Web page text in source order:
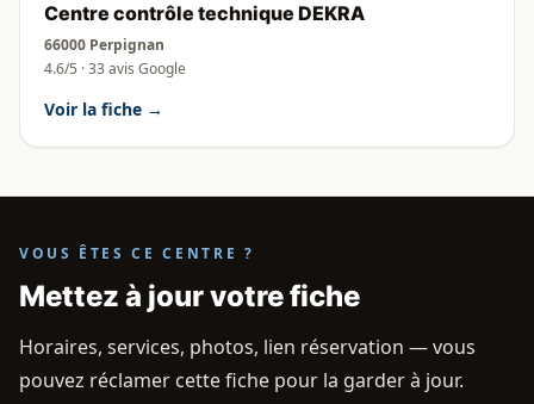
Centre contrôle technique DEKRA
66000 Perpignan
4.6/5 · 33 avis Google
Voir la fiche →
VOUS ÊTES CE CENTRE ?
Mettez à jour votre fiche
Horaires, services, photos, lien réservation — vous
pouvez réclamer cette fiche pour la garder à jour.